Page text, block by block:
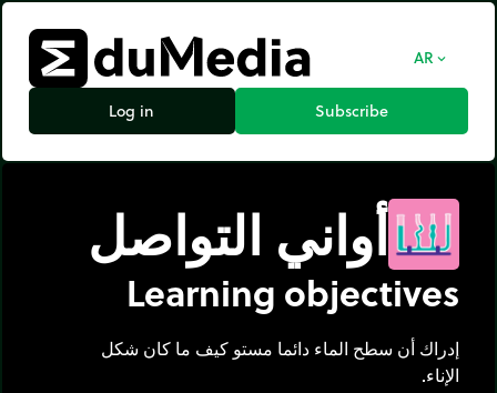
AR expand_more
Log in Subscribe
أواني التواصل
Learning objectives
إدراك أن سطح الماء دائما مستو كيف ما كان شكل
الإناء.